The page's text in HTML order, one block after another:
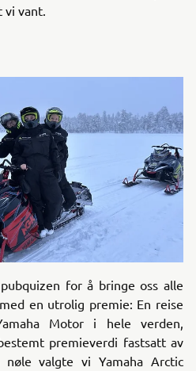
vi vant.
for å bringe oss alle
en utrolig premie: En reise
Motor i hele verden,
premieverdi fastsatt av
nøle valgte vi Yamaha Arctic